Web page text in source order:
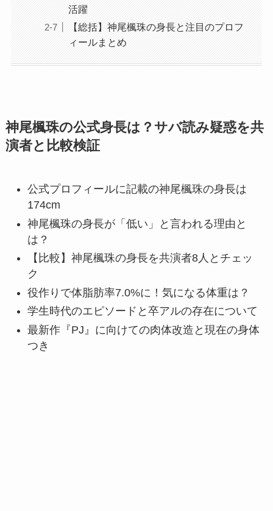
活躍
【総括】神尾楓珠の身長と注目のプロフ
ィールまとめ
神尾楓珠の公式身長は？サバ読み疑惑を共
演者と比較検証
公式プロフィールに記載の神尾楓珠の身長は
174cm
神尾楓珠の身長が「低い」と言われる理由と
は？
【比較】神尾楓珠の身長を共演者8人とチェッ
ク
役作りで体脂肪率7.0%に！気になる体重は？
学生時代のエピソードと卒アルの存在について
最新作『PJ』に向けての肉体改造と現在の身体
つき